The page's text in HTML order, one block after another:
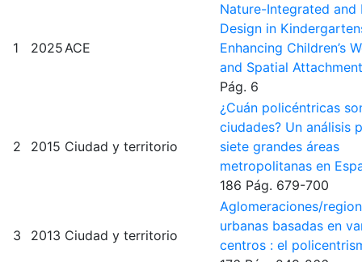
1 2025ACE
Nature-Integrated and
Design in
Enhancing Children’s
and Spatial
Pág. 6
2 2015 Ciudad y territorio
¿Cuán policéntricas
ciudades? Un análisis
siete grandes áreas
metropolitanas en
186 Pág. 679-700
3 2013 Ciudad y territorio
Aglomeraciones/
urbanas basadas en
centros : el